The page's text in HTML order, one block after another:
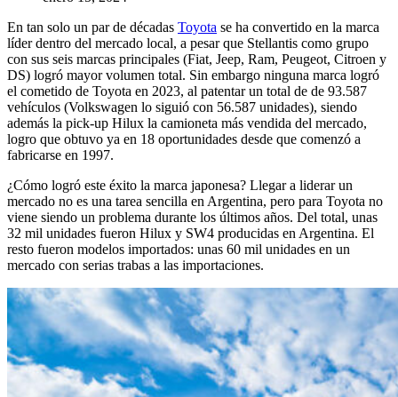
En tan solo un par de décadas Toyota se ha convertido en la marca
líder dentro del mercado local, a pesar que Stellantis como grupo
con sus seis marcas principales (Fiat, Jeep, Ram, Peugeot, Citroen y
DS) logró mayor volumen total. Sin embargo ninguna marca logró
el cometido de Toyota en 2023, al patentar un total de de 93.587
vehículos (Volkswagen lo siguió con 56.587 unidades), siendo
además la pick-up Hilux la camioneta más vendida del mercado,
logro que obtuvo ya en 18 oportunidades desde que comenzó a
fabricarse en 1997.
¿Cómo logró este éxito la marca japonesa? Llegar a liderar un
mercado no es una tarea sencilla en Argentina, pero para Toyota no
viene siendo un problema durante los últimos años. Del total, unas
32 mil unidades fueron Hilux y SW4 producidas en Argentina. El
resto fueron modelos importados: unas 60 mil unidades en un
mercado con serias trabas a las importaciones.